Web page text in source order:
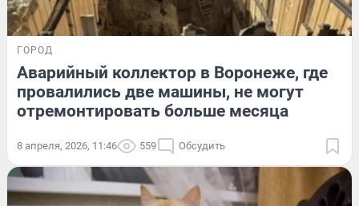
ГОРОД
Аварийный коллектор в Воронеже, где
провалились две машины, не могут
отремонтировать больше месяца
8 апреля, 2026, 11:46 559 Обсудить